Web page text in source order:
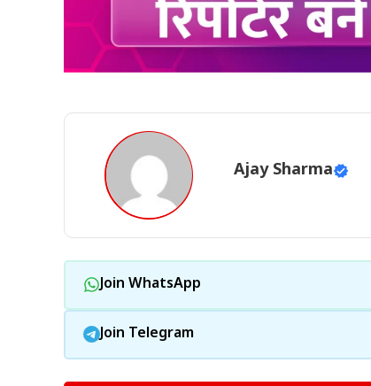
Ajay Sharma
Join WhatsApp
Join Telegram